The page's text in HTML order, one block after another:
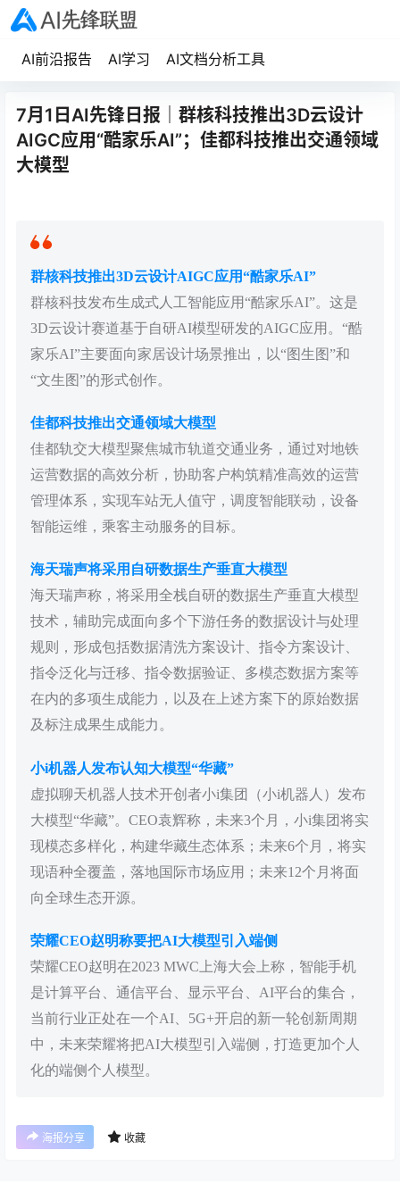
AI前沿报告 AI学习 AI文档分析工具
7月1日AI先锋日报｜群核科技推出3D云设计
AIGC应用“酷家乐AI”；佳都科技推出交通领域
大模型
群核科技推出3D云设计AIGC应用“酷家乐AI”
群核科技发布生成式人工智能应用“酷家乐AI”。这是
3D云设计赛道基于自研AI模型研发的AIGC应用。“酷
家乐AI”主要面向家居设计场景推出，以“图生图”和
“文生图”的形式创作。
佳都科技推出交通领域大模型
佳都轨交大模型聚焦城市轨道交通业务，通过对地铁
运营数据的高效分析，协助客户构筑精准高效的运营
管理体系，实现车站无人值守，调度智能联动，设备
智能运维，乘客主动服务的目标。
海天瑞声将采用自研数据生产垂直大模型
海天瑞声称，将采用全栈自研的数据生产垂直大模型
技术，辅助完成面向多个下游任务的数据设计与处理
规则，形成包括数据清洗方案设计、指令方案设计、
指令泛化与迁移、指令数据验证、多模态数据方案等
在内的多项生成能力，以及在上述方案下的原始数据
及标注成果生成能力。
小i机器人发布认知大模型“华藏”
虚拟聊天机器人技术开创者小i集团（小i机器人）发布
大模型“华藏”。CEO袁辉称，未来3个月，小i集团将实
现模态多样化，构建华藏生态体系；未来6个月，将实
现语种全覆盖，落地国际市场应用；未来12个月将面
向全球生态开源。
荣耀CEO赵明称要把AI大模型引入端侧
荣耀CEO赵明在2023 MWC上海大会上称，智能手机
是计算平台、通信平台、显示平台、AI平台的集合，
当前行业正处在一个AI、5G+开启的新一轮创新周期
中，未来荣耀将把AI大模型引入端侧，打造更加个人
化的端侧个人模型。
海报分享 收藏